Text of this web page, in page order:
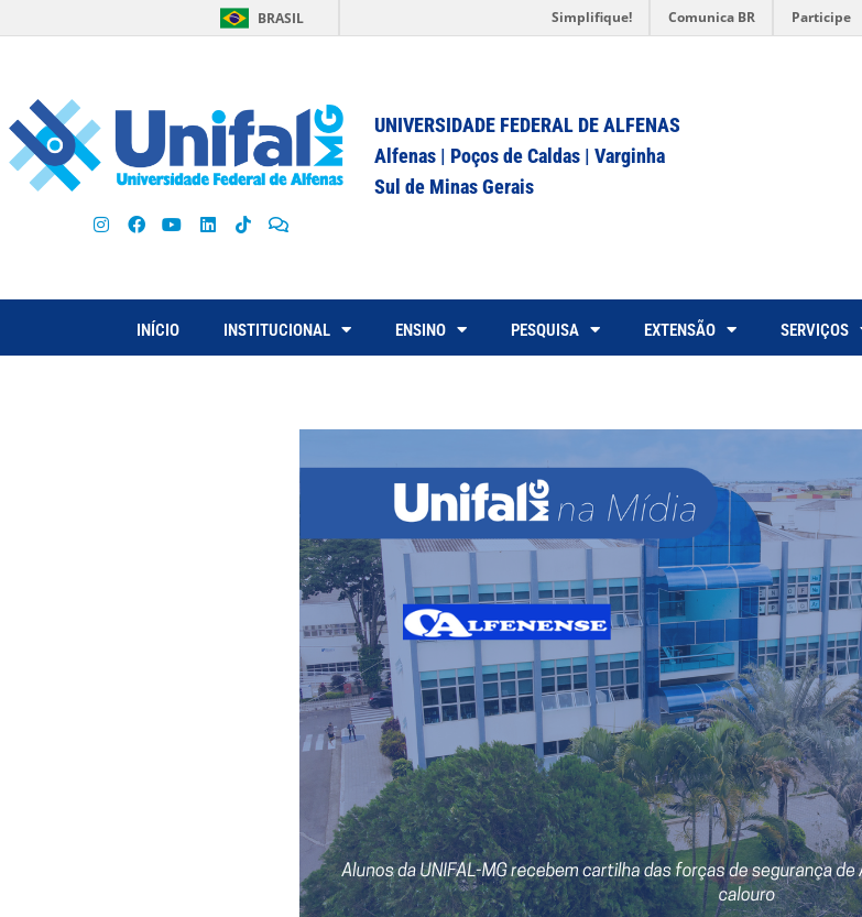
BRASIL Simplifique! Comunica BR Participe
UNIVERSIDADE FEDERAL DE ALFENAS
Alfenas | Poços de Caldas | Varginha
Sul de Minas Gerais
INÍCIO INSTITUCIONAL ENSINO PESQUISA EXTENSÃO SERVIÇOS